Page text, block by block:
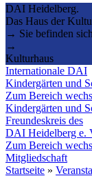
DAI Heidelberg.
Das Haus der
→ Sie befinden
→
Kulturhaus
Internationale DAI
Kindergärten und
Zum Bereich
Kindergärten und
Freundeskreis des
DAI Heidelberg e.
Zum Bereich
Mitgliedschaft
Startseite »